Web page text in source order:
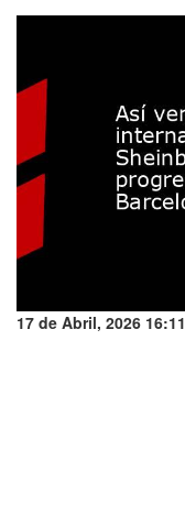
17 de Abril, 2026 16:11